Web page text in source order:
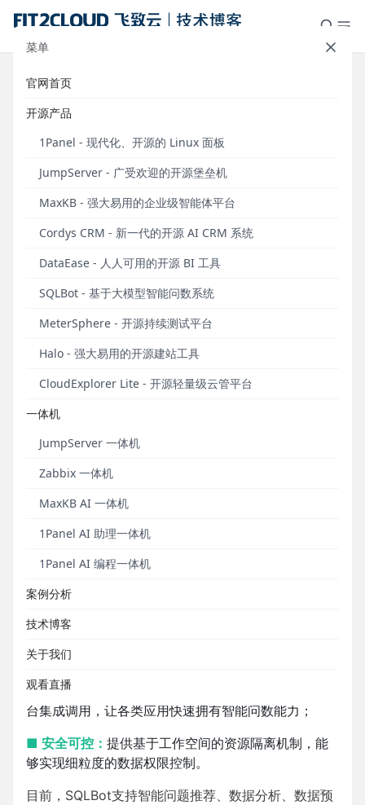
菜单
官网首页
开源产品
1Panel - 现代化、开源的 Linux 面板
JumpServer - 广受欢迎的开源堡垒机
MaxKB - 强大易用的企业级智能体平台
Cordys CRM - 新一代的开源 AI CRM 系统
DataEase - 人人可用的开源 BI 工具
SQLBot - 基于大模型智能问数系统
MeterSphere - 开源持续测试平台
Halo - 强大易用的开源建站工具
CloudExplorer Lite - 开源轻量级云管平台
一体机
JumpServer 一体机
Zabbix 一体机
MaxKB AI 一体机
1Panel AI 助理一体机
1Panel AI 编程一体机
案例分析
技术博客
关于我们
观看直播
DataEase官方出品丨SQLBot：基于
大模型和RAG的智能问数系统
源项目（ github.com/dataease/SQLBot
是一款基于大语言模型（Large Language Model，
检索增强生成）的智能问数系统。借助SQLBot，用户
可以实现数据的即问即答，快速提炼获取所需的数据
析。
括：
■ 开箱即用：
操作，通过大模型和RAG技术的结合实现高质量的
也可以被n8n、MaxKB、Dify、Coze等AI应用开发平
台集成调用，让各类应用快速拥有智能问数能力；
■ 安全可控： 提供基于工作空间的资源隔离机制，能
够实现细粒度的数据权限控制。
目前，SQLBot支持智能问题推荐、数据分析、数据预